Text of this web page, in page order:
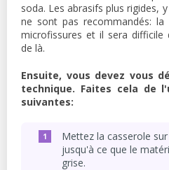
soda. Les abrasifs plus rigides,
ne sont pas recommandés: la
microfissures et il sera
de là.
Ensuite, vous devez vous
technique. Faites cela de
suivantes:
Mettez la casserole
jusqu'à ce que le
grise.